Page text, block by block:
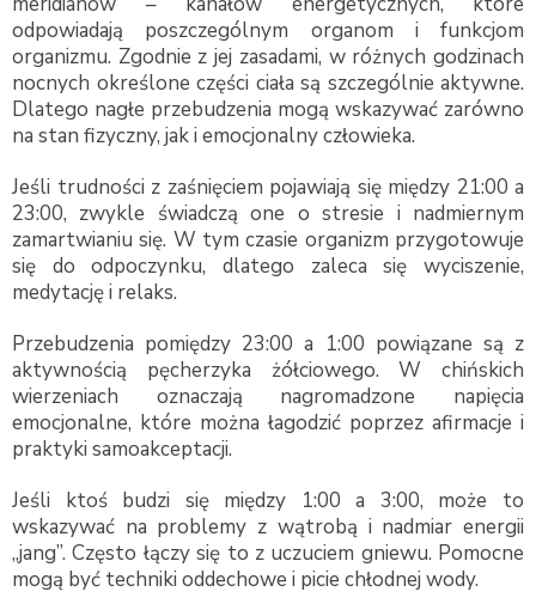
odpowiadają poszczególnym organom i funkcjom
organizmu. Zgodnie z jej zasadami, w różnych godzinach
nocnych określone części ciała są szczególnie aktywne.
Dlatego nagłe przebudzenia mogą wskazywać zarówno
na stan fizyczny, jak i emocjonalny człowieka.
Jeśli trudności z zaśnięciem pojawiają się między 21:00 a
23:00, zwykle świadczą one o stresie i nadmiernym
zamartwianiu się. W tym czasie organizm przygotowuje
się do odpoczynku, dlatego zaleca się wyciszenie,
medytację i relaks.
Przebudzenia pomiędzy 23:00 a 1:00 powiązane są z
aktywnością pęcherzyka żółciowego. W chińskich
wierzeniach oznaczają nagromadzone napięcia
emocjonalne, które można łagodzić poprzez afirmacje i
praktyki samoakceptacji.
Jeśli ktoś budzi się między 1:00 a 3:00, może to
wskazywać na problemy z wątrobą i nadmiar energii
„jang”. Często łączy się to z uczuciem gniewu. Pomocne
mogą być techniki oddechowe i picie chłodnej wody.